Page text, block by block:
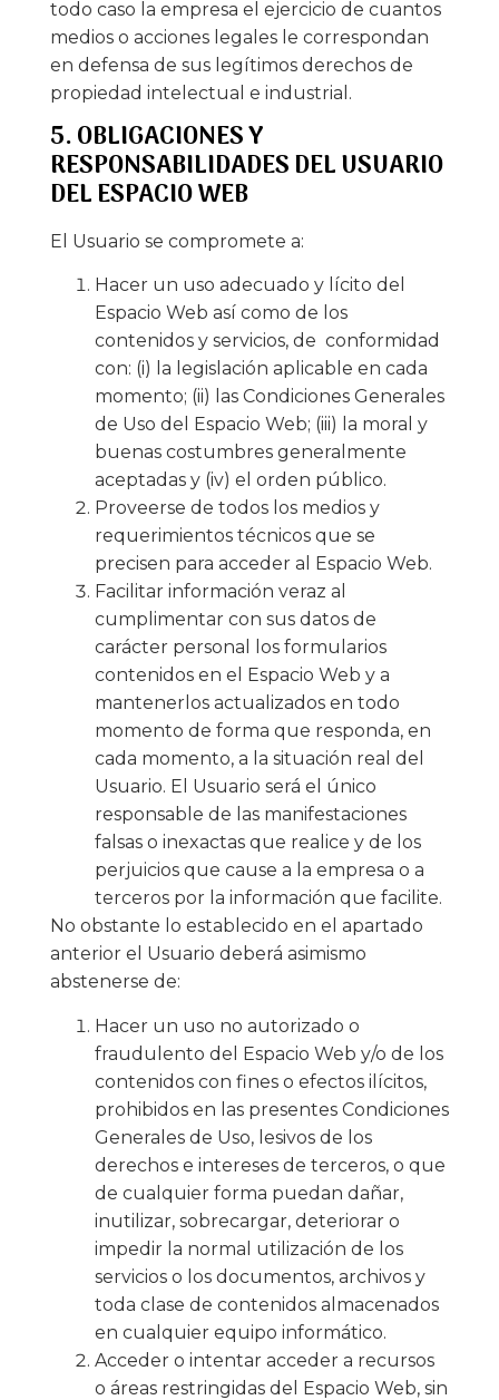
todo caso la empresa el ejercicio de cuantos
medios o acciones legales le correspondan
en defensa de sus legítimos derechos de
propiedad intelectual e industrial.
5. OBLIGACIONES Y
RESPONSABILIDADES DEL USUARIO
DEL ESPACIO WEB
El Usuario se compromete a:
Hacer un uso adecuado y lícito del
Espacio Web así como de los
contenidos y servicios, de conformidad
con: (i) la legislación aplicable en cada
momento; (ii) las Condiciones Generales
de Uso del Espacio Web; (iii) la moral y
buenas costumbres generalmente
aceptadas y (iv) el orden público.
Proveerse de todos los medios y
requerimientos técnicos que se
precisen para acceder al Espacio Web.
Facilitar información veraz al
cumplimentar con sus datos de
carácter personal los formularios
contenidos en el Espacio Web y a
mantenerlos actualizados en todo
momento de forma que responda, en
cada momento, a la situación real del
Usuario. El Usuario será el único
responsable de las manifestaciones
falsas o inexactas que realice y de los
perjuicios que cause a la empresa o a
terceros por la información que facilite.
No obstante lo establecido en el apartado
anterior el Usuario deberá asimismo
abstenerse de:
Hacer un uso no autorizado o
fraudulento del Espacio Web y/o de los
contenidos con fines o efectos ilícitos,
prohibidos en las presentes Condiciones
Generales de Uso, lesivos de los
derechos e intereses de terceros, o que
de cualquier forma puedan dañar,
inutilizar, sobrecargar, deteriorar o
impedir la normal utilización de los
servicios o los documentos, archivos y
toda clase de contenidos almacenados
en cualquier equipo informático.
Acceder o intentar acceder a recursos
o áreas restringidas del Espacio Web, sin